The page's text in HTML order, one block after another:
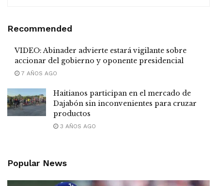
Recommended
VIDEO: Abinader advierte estará vigilante sobre
accionar del gobierno y oponente presidencial
7 AÑOS AGO
Haitianos participan en el mercado de
Dajabón sin inconvenientes para cruzar
productos
3 AÑOS AGO
Popular News